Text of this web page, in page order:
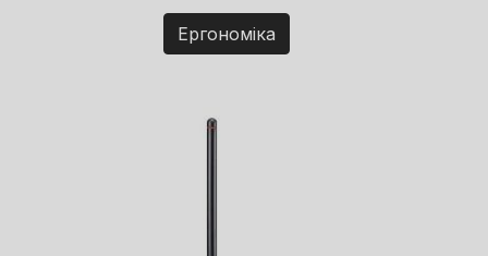
Ергономіка